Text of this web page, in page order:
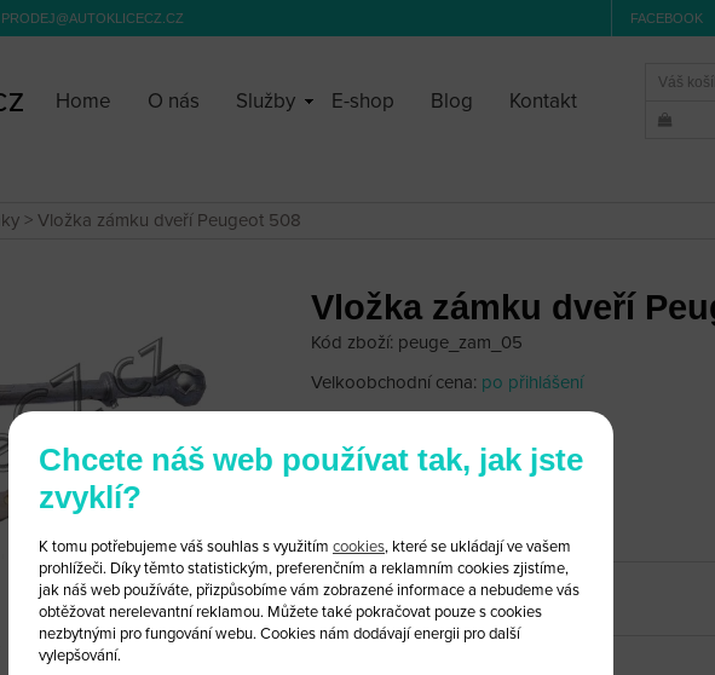
PRODEJ@AUTOKLICECZ.CZ FACEBOOK
Home O nás Služby E-shop Blog Kontakt
Váš
> Vložka zámku dveří Peugeot 508
Vložka zámku dveří
Kód zboží: peuge_zam_05
Velkoobchodní cena: po přihlášení
ks
Chcete náš web používat tak, jak jste
zvyklí?
K tomu potřebujeme váš souhlas s využitím cookies, které se ukládají ve vašem
prohlížeči. Díky těmto statistickým, preferenčním a reklamním cookies zjistíme,
jak náš web používáte, přizpůsobíme vám zobrazené informace a nebudeme vás
obtěžovat nerelevantní reklamou. Můžete také pokračovat pouze s cookies
nezbytnými pro fungování webu. Cookies nám dodávají energii pro další
vylepšování.